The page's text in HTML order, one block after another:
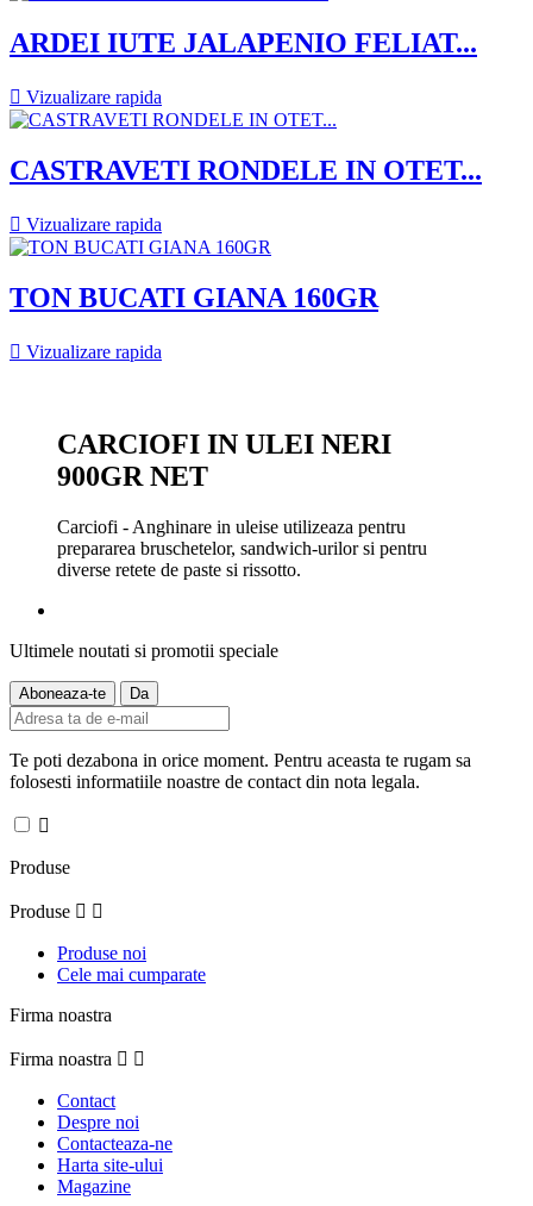
ARDEI IUTE JALAPENIO FELIAT...
 Vizualizare rapida
CASTRAVETI RONDELE IN OTET...
 Vizualizare rapida
TON BUCATI GIANA 160GR
 Vizualizare rapida
CARCIOFI IN ULEI NERI
900GR NET
Carciofi - Anghinare in uleise utilizeaza pentru
prepararea bruschetelor, sandwich-urilor si pentru
diverse retete de paste si rissotto.
Ultimele noutati si promotii speciale
Te poti dezabona in orice moment. Pentru aceasta te rugam sa
folosesti informatiile noastre de contact din nota legala.

Produse
Produse  
Produse noi
Cele mai cumparate
Firma noastra
Firma noastra  
Contact
Despre noi
Contacteaza-ne
Harta site-ului
Magazine